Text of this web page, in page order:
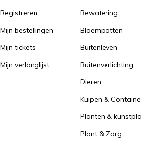
Registreren
Mijn bestellingen
Mijn tickets
Mijn verlanglijst
Bewatering
Bloempotten
Buitenleven
Buitenverlichting
Dieren
Kuipen &
Planten &
Plant & Zorg